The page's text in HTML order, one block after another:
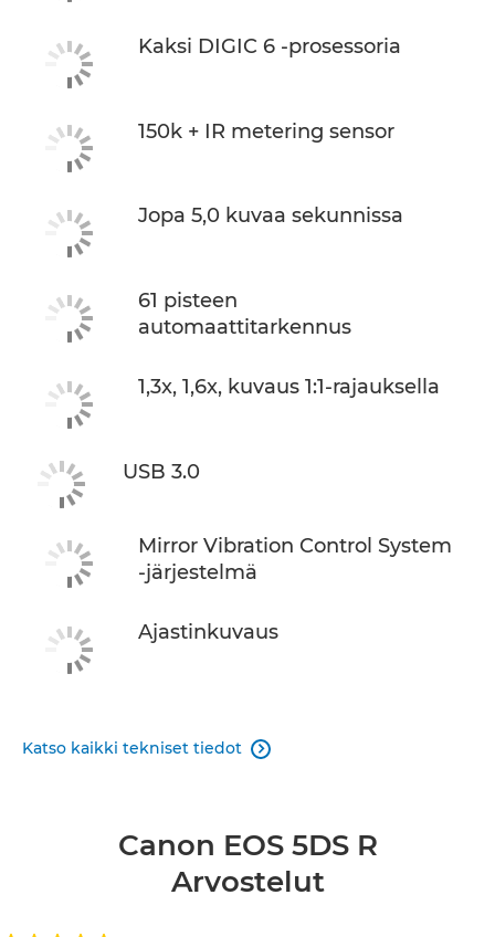
Kaksi DIGIC 6 -prosessoria
150k + IR metering sensor
Jopa 5,0 kuvaa sekunnissa
61 pisteen
automaattitarkennus
1,3x, 1,6x, kuvaus 1:1-rajauksella
USB 3.0
Mirror Vibration Control System
-järjestelmä
Ajastinkuvaus
Katso kaikki tekniset tiedot 
Canon EOS 5DS R
Arvostelut